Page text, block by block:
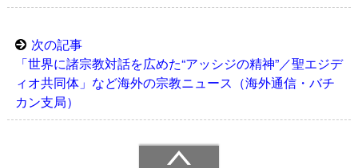
次の記事
「世界に諸宗教対話を広めた“アッシジの精神”／聖エジデ
ィオ共同体」など海外の宗教ニュース（海外通信・バチ
カン支局）